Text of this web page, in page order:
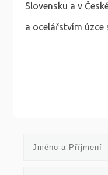
Slovensku a v
a ocelářstvím úzce